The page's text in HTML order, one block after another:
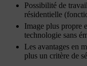
Possibilité de
résidentielle
Image plus propre
technologie sans
Les avantages en
plus un critère de